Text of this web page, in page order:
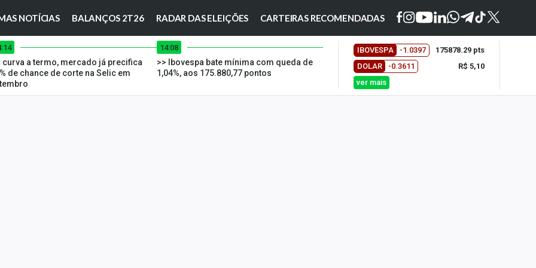
NOTÍCIAS BALANÇOS 2T26 RADAR DAS ELEIÇÕES CARTEIRAS RECOMENDADAS
curva a termo, mercado já precifica
de chance de corte na Selic em
14:08
>> Ibovespa bate mínima com queda de
1,04%, aos 175.880,77 pontos
IBOVESPA -1.0397
175878.29 pts
DOLAR
-0.3611
R$ 5,10
ver mais